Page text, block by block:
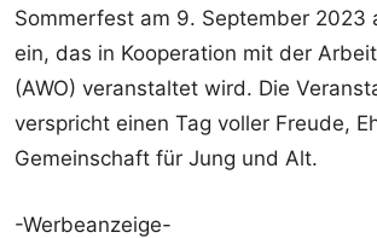
Sommerfest am 9. September 2023
ein, das in Kooperation mit der
(AWO) veranstaltet wird. Die
verspricht einen Tag voller Freude,
Gemeinschaft für Jung und Alt.
-Werbeanzeige-